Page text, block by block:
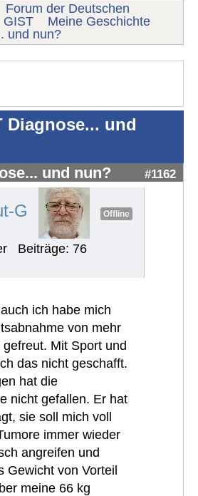
Forum der Deutschen
GIST
Meine Geschichte
und nun?
Diagnose... und
und nun? #1162
G Offline
Beiträge: 76
ich habe mich
von mehr
Mit Sport und
das nicht geschafft.
hat die
nicht gefallen. Er hat
sie soll mich voll
immer wieder
angreifen und
Gewicht von Vorteil
meine 66 kg